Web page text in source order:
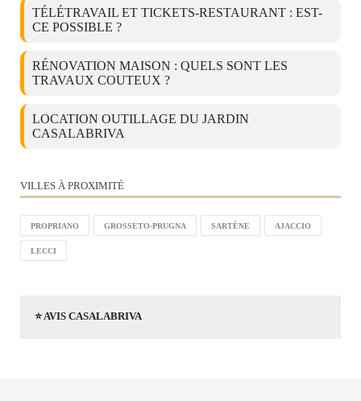
TÉLÉTRAVAIL ET TICKETS-RESTAURANT : EST-
CE POSSIBLE ?
RÉNOVATION MAISON : QUELS SONT LES
TRAVAUX COUTEUX ?
LOCATION OUTILLAGE DU JARDIN
CASALABRIVA
VILLES À PROXIMITÉ
PROPRIANO GROSSETO-PRUGNA SARTÈNE AJACCIO
LECCI
⭐ AVIS CASALABRIVA